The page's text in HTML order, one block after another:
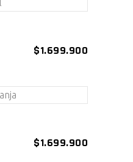
$1.699.900
$1.699.900